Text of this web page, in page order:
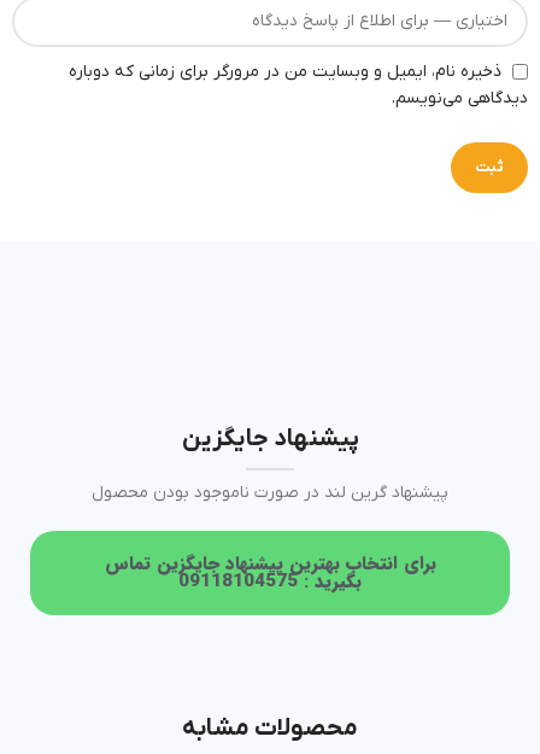
ذخیره نام، ایمیل و وبسایت من در مرورگر برای زمانی که دوباره
دیدگاهی می‌نویسم.
پیشنهاد جایگزین
پیشنهاد گرین لند در صورت ناموجود بودن محصول
برای انتخاب بهترین پیشنهاد جایگزین تماس
بگیرید : 09118104575
محصولات مشابه